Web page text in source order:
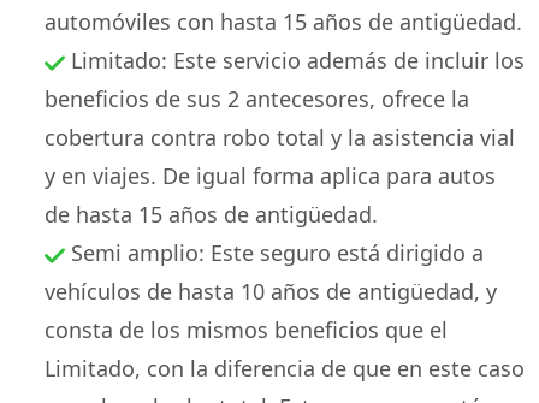
automóviles con hasta 15 años de antigüedad.
Limitado: Este servicio además de incluir los
beneficios de sus 2 antecesores, ofrece la
cobertura contra robo total y la asistencia vial
y en viajes. De igual forma aplica para autos
de hasta 15 años de antigüedad.
Semi amplio: Este seguro está dirigido a
vehículos de hasta 10 años de antigüedad, y
consta de los mismos beneficios que el
Limitado, con la diferencia de que en este caso